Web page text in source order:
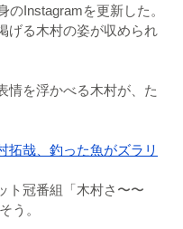
Instagramを更新した。
げる木村の姿が収められ
情を浮かべる木村が、た
拓哉、釣った魚がズラリ
ト冠番組「木村さ〜〜
う。